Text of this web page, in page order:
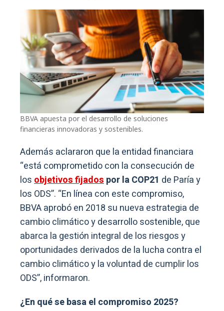
BBVA apuesta por el desarrollo de soluciones
financieras innovadoras y sostenibles.
Además aclararon que la entidad financiara
“está comprometido con la consecución de
losobjetivos fijadospor la COP21 de Paría y
los ODS”. “En línea con este compromiso,
BBVA aprobó en 2018 su nueva estrategia de
cambio climático y desarrollo sostenible, que
abarca la gestión integral de los riesgos y
oportunidades derivados de la lucha contra el
cambio climático y la voluntad de cumplir los
ODS”, informaron.
¿En qué se basa el compromiso 2025?